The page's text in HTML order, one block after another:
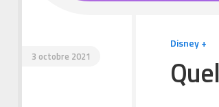
Disney +
3 octobre 2021